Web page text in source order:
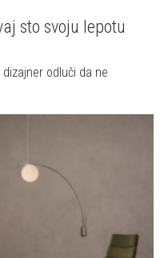
sto svoju lepotu
odluči da ne